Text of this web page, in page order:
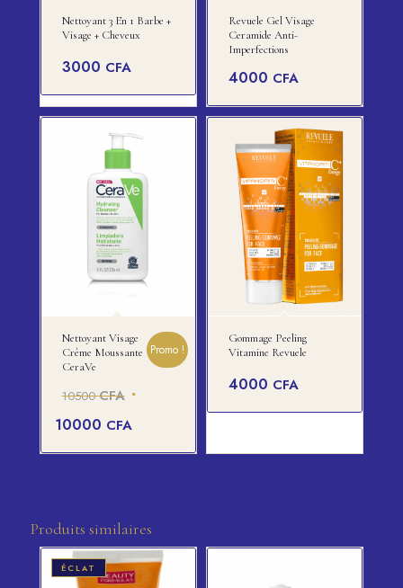
Nettoyant 3 En 1 Barbe +
Visage + Cheveux
3000 CFA
Revuele Gel Visage
Ceramide Anti-
Imperfections
4000 CFA
Nettoyant Visage
Crème Moussante
CeraVe
10500CFA Le
initial
était :
10000 CFA
Promo !
Gommage Peeling
Vitamine Revuele
4000 CFA
Produits similaires
ÉCLAT